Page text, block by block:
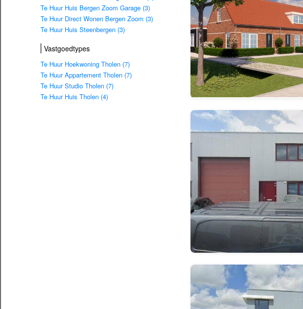
Te Huur Huis Bergen Zoom Garage (3)
Te Huur Direct Wonen Bergen Zoom (3)
Te Huur Huis Steenbergen (3)
Vastgoedtypes
Te Huur Hoekwoning Tholen (7)
Te Huur Appartement Tholen (7)
Te Huur Studio Tholen (7)
Te Huur Huis Tholen (4)